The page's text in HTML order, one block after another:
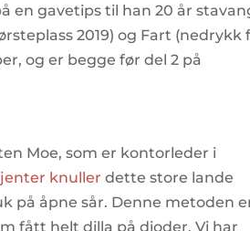
en gavetips til han 20 år
2019) og Fart (nedrykk
og er begge før del 2 på
Moe, som er kontorleder i
knuller dette store lande
på åpne sår. Denne metoden
fått helt dilla på dioder. Vi har